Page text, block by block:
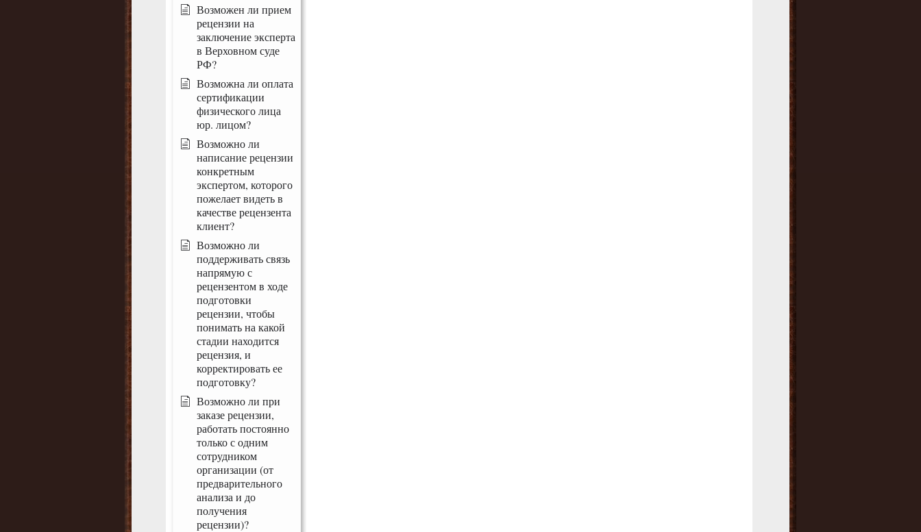
Возможен ли прием
рецензии на
заключение эксперта
в Верховном суде
РФ?
Возможна ли оплата
сертификации
физического лица
юр. лицом?
Возможно ли
написание рецензии
конкретным
экспертом, которого
пожелает видеть в
качестве рецензента
клиент?
Возможно ли
поддерживать связь
напрямую с
рецензентом в ходе
подготовки
рецензии, чтобы
понимать на какой
стадии находится
рецензия, и
корректировать ее
подготовку?
Возможно ли при
заказе рецензии,
работать постоянно
только с одним
сотрудником
организации (от
предварительного
анализа и до
получения
рецензии)?